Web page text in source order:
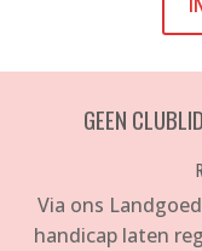
GEEN
Via ons
handicap laten